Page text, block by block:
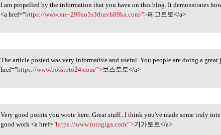
I am propelled by the
I am propelled by the information that you have on this blog. It demonstrates
<a href="https://www.xn--299ao5s3thuvh89ka.com/">레고토토</a>
The article posted was very
The article posted was very informative and useful. You people are doing a great
href="https://www.bosstoto24.com/">보스토토</a>
Very good points you wrote
Very good points you wrote here..Great stuff...I think you've made some truly
good work <a href="https://www.totogiga.com/">기가토토</a>